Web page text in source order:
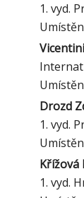
1. vyd.
Drozd
1. vyd.
Křížová
1. vyd.